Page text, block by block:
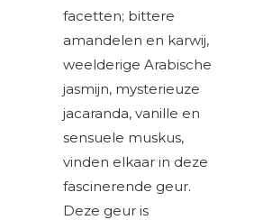
facetten; bittere
amandelen en karwij,
weelderige Arabische
jasmijn, mysterieuze
jacaranda, vanille en
sensuele muskus,
vinden elkaar in deze
fascinerende geur.
Deze geur is